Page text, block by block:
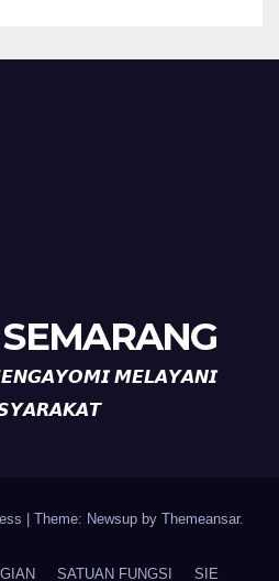
𝙈𝙀𝙇𝘼𝙔𝘼𝙉𝙄
Theme: Newsup by Themeansar.
SATUAN FUNGSI SIE